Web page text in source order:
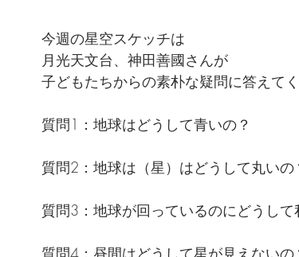
なぎさ達ちゃんカフェ
今週の星空スケッチは
月光天文台、神田善國さんが
子どもたちからの素朴な疑問に答えてく
質問1：地球はどうして青いの？
質問2：地球は（星）はどうして丸いの
質問3：地球が回っているのにどうし
質問4：昼間はどうして星が見えないの